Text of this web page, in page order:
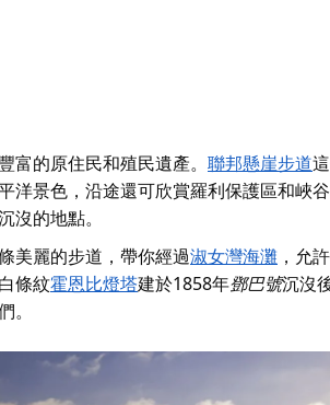
富的原住民和殖民遺產。 聯邦懸崖步道
洋景色，沿途還可欣賞羅利保護區和峽
沒的地點。
美麗的步道，帶你經過淑女灣海灘 ，允
條紋霍恩比燈塔建於1858年鄧巴號沉沒
。